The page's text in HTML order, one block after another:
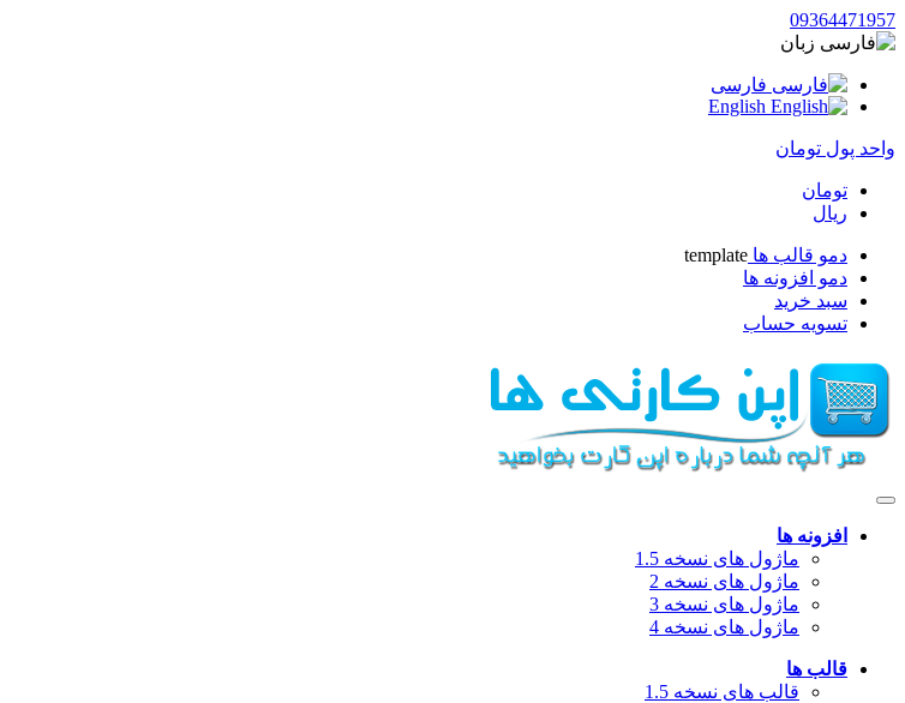
09364471957
زبان
فارسی
واحد پول تومان
تومان
ریال
دمو قالب ها template
دمو افزونه ها
سبد خرید
تسویه حساب
افزونه ها
ماژول های نسخه 1.5
ماژول های نسخه 2
ماژول های نسخه 3
ماژول های نسخه 4
قالب ها
قالب های نسخه 1.5